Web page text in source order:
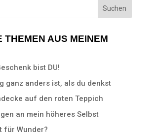
THEMEN AUS MEINEM
bist DU!
ganz anders ist, als du denkst
auf den roten Teppich
an mein höheres Selbst
für Wunder?